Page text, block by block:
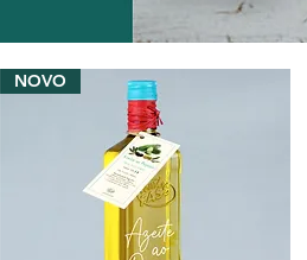
NOVO